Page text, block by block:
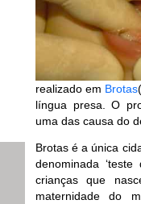
realizado em Brotas
língua presa. O
uma das causa do
Brotas é a única
denominada
crianças que
maternidade do